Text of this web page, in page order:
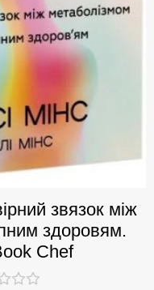
звязок між
здоровям.
Chef